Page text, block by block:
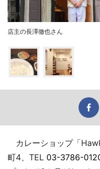
店主の長澤徹也さん
カレーショップ「
町4、TEL 03-3786-